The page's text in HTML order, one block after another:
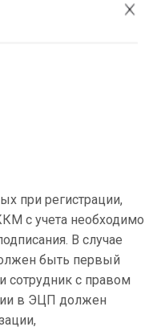
при регистрации,
с учета необходимо
В случае
быть первый
сотрудник с правом
в ЭЦП должен